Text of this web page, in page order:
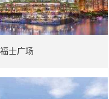
士广场